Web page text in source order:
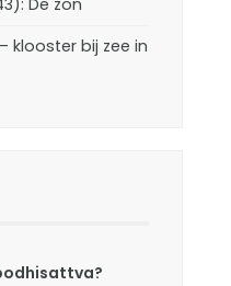
De zon
klooster bij zee in